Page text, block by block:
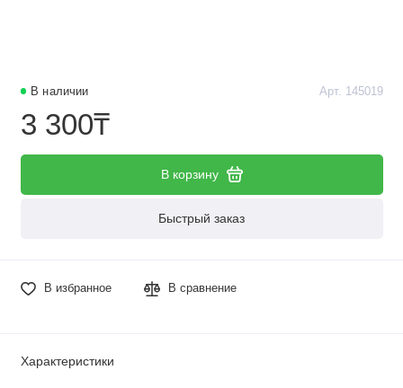
В наличии Арт. 145019
3 300₸
В корзину
Быстрый заказ
В избранное В сравнение
Характеристики